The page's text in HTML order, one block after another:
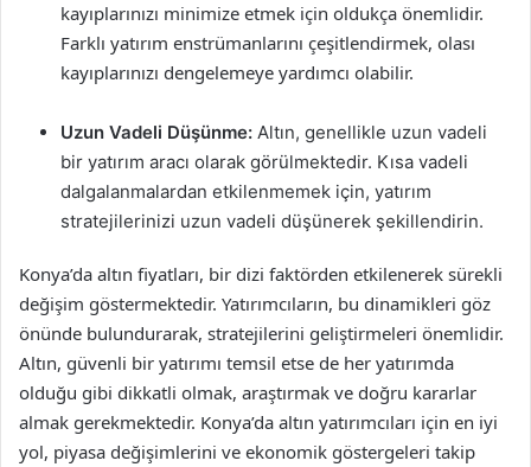
kayıplarınızı minimize etmek için oldukça önemlidir.
Farklı yatırım enstrümanlarını çeşitlendirmek, olası
kayıplarınızı dengelemeye yardımcı olabilir.
Uzun Vadeli Düşünme: Altın, genellikle uzun vadeli
bir yatırım aracı olarak görülmektedir. Kısa vadeli
dalgalanmalardan etkilenmemek için, yatırım
stratejilerinizi uzun vadeli düşünerek şekillendirin.
Konya’da altın fiyatları, bir dizi faktörden etkilenerek sürekli
değişim göstermektedir. Yatırımcıların, bu dinamikleri göz
önünde bulundurarak, stratejilerini geliştirmeleri önemlidir.
Altın, güvenli bir yatırımı temsil etse de her yatırımda
olduğu gibi dikkatli olmak, araştırmak ve doğru kararlar
almak gerekmektedir. Konya’da altın yatırımcıları için en iyi
yol, piyasa değişimlerini ve ekonomik göstergeleri takip